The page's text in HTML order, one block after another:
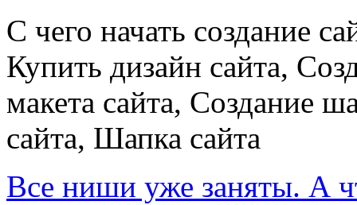
С чего начать создание
Купить дизайн сайта,
макета сайта, Создание
сайта, Шапка сайта
Все ниши уже заняты. А